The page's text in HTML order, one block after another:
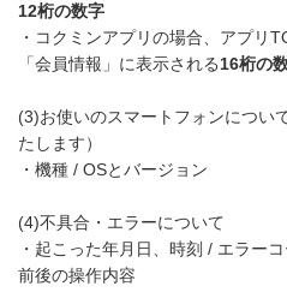
12桁の数字
・コクミンアプリの場合、アプリ
「会員情報」に表示される16桁の
(3)お使いのスマートフォンについ
たします）
・機種 / OSとバージョン
(4)不具合・エラーについて
・起こった年月日、時刻 / エラー
前後の操作内容